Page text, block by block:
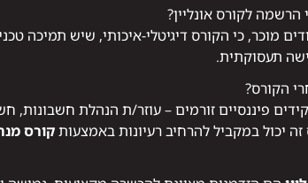
לקורס אונליין?
מוכר, כי הקורס דיגיטלי-איכותי, שיש תמיכה
תעסוקתית.
הקורס?
פיננסיים זורמים – עוזר/ת הנהלת
יכול במקביל להרחיב רעיונות באמצעותקורס